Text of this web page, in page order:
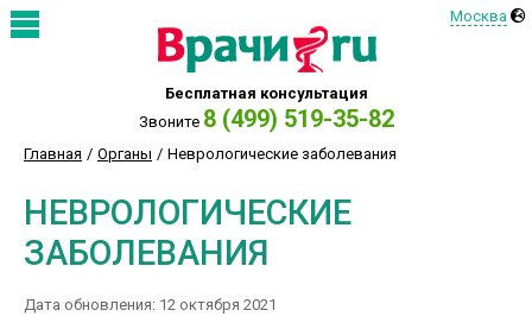
Бесплатная консультация
Звоните 8 (499) 519-35-82
Москва
Главная Органы Неврологические заболевания
НЕВРОЛОГИЧЕСКИЕ
ЗАБОЛЕВАНИЯ
Дата обновления: 12 октября 2021